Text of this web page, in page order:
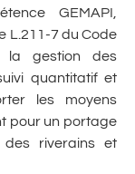
GEMAPI,
L.211-7 du Code
la gestion des
quantitatif et
les moyens
pour un portage
riverains et